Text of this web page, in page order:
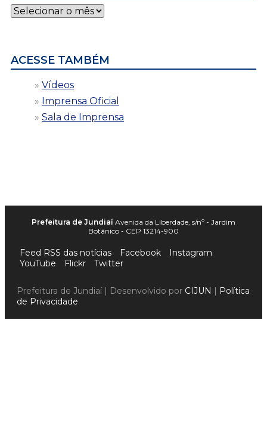
Notícias
por
ACESSE TAMBÉM
Vídeos
Imprensa Oficial
Sala de Imprensa
Prefeitura de Jundiaí Avenida da Liberdade, s/nº - Jardim
Botânico - CEP 13214-900
Feed RSS das notícias Facebook
Instagram
YouTube
Flickr Twitter
Prefeitura de Jundiaí | Desenvolvido por CIJUN | Política
de Privacidade